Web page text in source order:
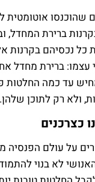
שהוכנסו
ברירת המחדל,
כל נכסיהם בקרנות
עצמו: ברירת מחדל
עד כמה החלטות
ולא רק לתוכן שלהן.
כצרכנים
על עולם
לא בנוי